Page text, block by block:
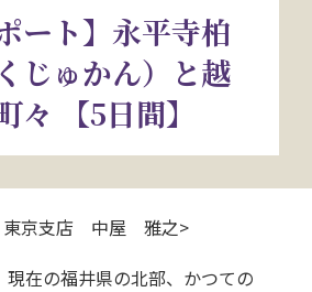
にてお問い合わせ
ート】永平寺柏
じゅかん）と越
々 【5日間】
東京支店 中屋 雅之>
在の福井県の北部、かつての